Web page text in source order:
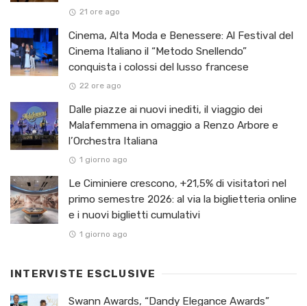
21 ore ago
Cinema, Alta Moda e Benessere: Al Festival del
Cinema Italiano il “Metodo Snellendo”
conquista i colossi del lusso francese
22 ore ago
Dalle piazze ai nuovi inediti, il viaggio dei
Malafemmena in omaggio a Renzo Arbore e
l’Orchestra Italiana ​
1 giorno ago
Le Ciminiere crescono, +21,5% di visitatori nel
primo semestre 2026: al via la biglietteria online
e i nuovi biglietti cumulativi
1 giorno ago
INTERVISTE ESCLUSIVE
Swann Awards, “Dandy Elegance Awards”